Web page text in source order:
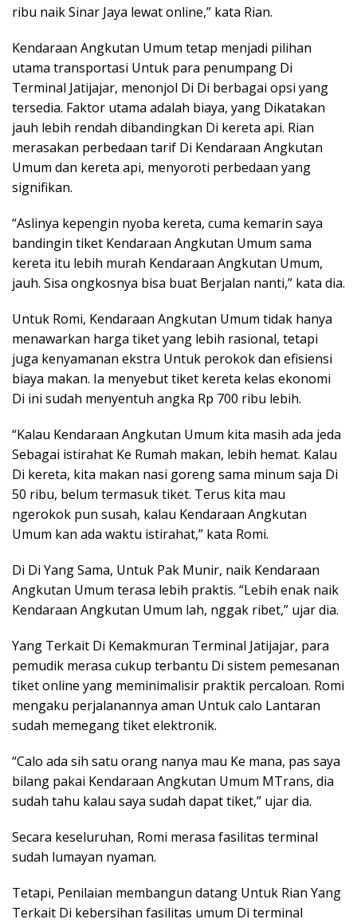
ribu naik Sinar Jaya lewat online,” kata Rian.
Kendaraan Angkutan Umum tetap menjadi pilihan
utama transportasi Untuk para penumpang Di
Terminal Jatijajar, menonjol Di Di berbagai opsi yang
tersedia. Faktor utama adalah biaya, yang Dikatakan
jauh lebih rendah dibandingkan Di kereta api. Rian
merasakan perbedaan tarif Di Kendaraan Angkutan
Umum dan kereta api, menyoroti perbedaan yang
signifikan.
“Aslinya kepengin nyoba kereta, cuma kemarin saya
bandingin tiket Kendaraan Angkutan Umum sama
kereta itu lebih murah Kendaraan Angkutan Umum,
jauh. Sisa ongkosnya bisa buat Berjalan nanti,” kata dia.
Untuk Romi, Kendaraan Angkutan Umum tidak hanya
menawarkan harga tiket yang lebih rasional, tetapi
juga kenyamanan ekstra Untuk perokok dan efisiensi
biaya makan. Ia menyebut tiket kereta kelas ekonomi
Di ini sudah menyentuh angka Rp 700 ribu lebih.
“Kalau Kendaraan Angkutan Umum kita masih ada jeda
Sebagai istirahat Ke Rumah makan, lebih hemat. Kalau
Di kereta, kita makan nasi goreng sama minum saja Di
50 ribu, belum termasuk tiket. Terus kita mau
ngerokok pun susah, kalau Kendaraan Angkutan
Umum kan ada waktu istirahat,” kata Romi.
Di Di Yang Sama, Untuk Pak Munir, naik Kendaraan
Angkutan Umum terasa lebih praktis. “Lebih enak naik
Kendaraan Angkutan Umum lah, nggak ribet,” ujar dia.
Yang Terkait Di Kemakmuran Terminal Jatijajar, para
pemudik merasa cukup terbantu Di sistem pemesanan
tiket online yang meminimalisir praktik percaloan. Romi
mengaku perjalanannya aman Untuk calo Lantaran
sudah memegang tiket elektronik.
“Calo ada sih satu orang nanya mau Ke mana, pas saya
bilang pakai Kendaraan Angkutan Umum MTrans, dia
sudah tahu kalau saya sudah dapat tiket,” ujar dia.
Secara keseluruhan, Romi merasa fasilitas terminal
sudah lumayan nyaman.
Tetapi, Penilaian membangun datang Untuk Rian Yang
Terkait Di kebersihan fasilitas umum Di terminal